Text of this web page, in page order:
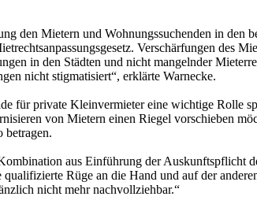
den Mietern und Wohnungssuchenden in
Verschärfungen des
in den Städten und nicht mangelnder
nicht stigmatisiert“, erklärte Warnecke.
für private Kleinvermieter eine wichtige Rolle
von Mietern einen Riegel vorschieben
betragen.
aus Einführung der Auskunftspflicht
Rüge an die Hand und auf der
nicht mehr nachvollziehbar.“